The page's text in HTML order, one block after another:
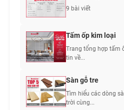
9 bài viết
Tấm ốp kim loại
Trang tổng hợp tấm
tin về...
Sàn gỗ tre
Tìm hiểu các dòng
trời cùng...